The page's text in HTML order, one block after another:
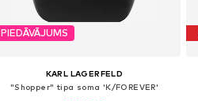
PIEDĀVĀJUMS
KARL LAGERFELD
"Shopper" tipa soma 'K/FOREVER'